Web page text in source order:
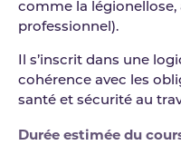
comme la légionellose,
professionnel).
Il s’inscrit dans une
cohérence avec les
santé et sécurité au
Durée estimée du